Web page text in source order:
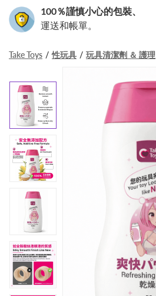
100％謹慎小心的包裝、
運送和帳單。
Take Toys 性玩具 玩具清潔劑 ＆ 護理